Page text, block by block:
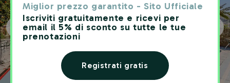
Miglior prezzo garantito - Sito Ufficiale
Iscriviti gratuitamente e ricevi per
email il 5% di sconto su tutte le tue
prenotazioni
Registrati gratis